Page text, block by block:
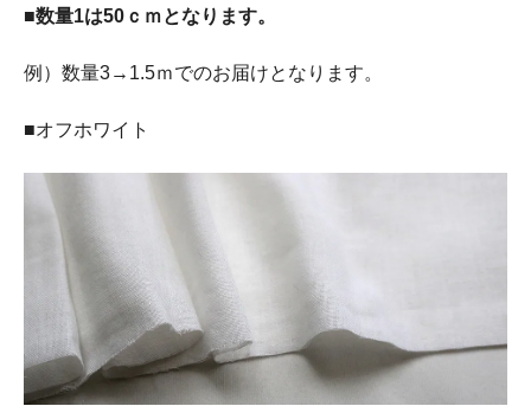
■数量1は50ｃｍとなります。
例）数量3→1.5ｍでのお届けとなります。
■オフホワイト